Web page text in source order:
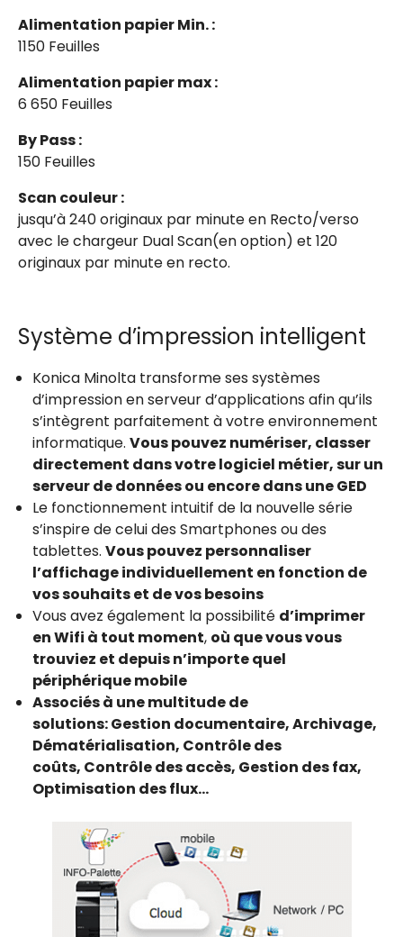
Alimentation papier Min. :
1150 Feuilles
Alimentation papier max :
6 650 Feuilles
By Pass :
150 Feuilles
Scan couleur :
jusqu’à 240 originaux par minute en Recto/verso
avec le chargeur Dual Scan(en option) et 120
originaux par minute en recto.
Système d’impression intelligent
Konica Minolta transforme ses systèmes
d’impression en serveur d’applications afin qu’ils
s’intègrent parfaitement à votre environnement
informatique. Vous pouvez numériser, classer
directement dans votre logiciel métier, sur un
serveur de données ou encore dans une GED
Le fonctionnement intuitif de la nouvelle série
s’inspire de celui des Smartphones ou des
tablettes. Vous pouvez personnaliser
l’affichage individuellement en fonction de
vos souhaits et de vos besoins
Vous avez également la possibilité d’imprimer
en Wifi à tout moment, où que vous vous
trouviez et depuis n’importe quel
périphérique mobile
Associés à une multitude de
solutions:Gestion documentaire, Archivage,
Dématérialisation, Contrôle des
coûts, Contrôle des accès, Gestion des fax,
Optimisation des flux…